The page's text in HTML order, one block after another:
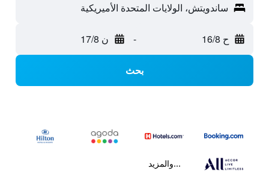
ساندويتش، الولايات المتحدة الأميريكية
ح 16/8 - ن 17/8
بحث
...والمزيد